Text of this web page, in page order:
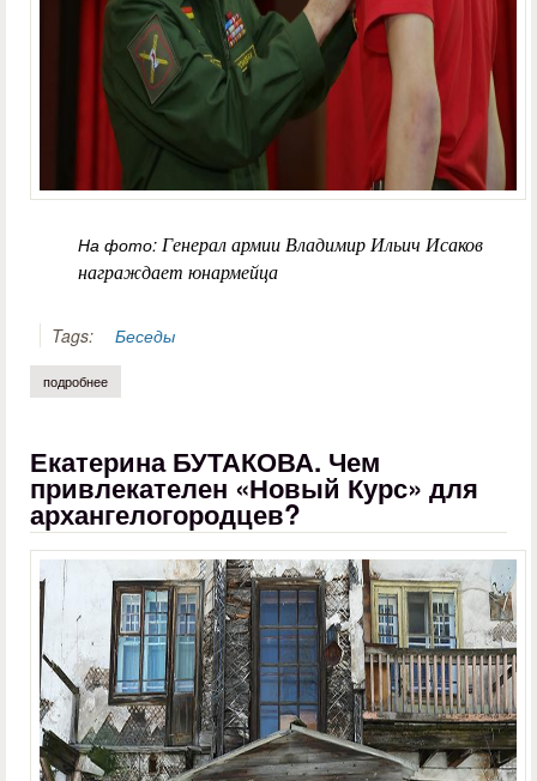
На фото: Генерал армии Владимир Ильич Исаков
награждает юнармейца
Tags: Беседы
подробнее
Екатерина БУТАКОВА. Чем
привлекателен «Новый Курс» для
архангелогородцев?